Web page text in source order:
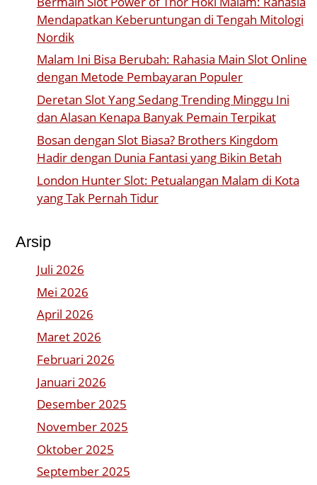
Mendapatkan Keberuntungan di Tengah Mitologi
Nordik
Malam Ini Bisa Berubah: Rahasia Main Slot Online
dengan Metode Pembayaran Populer
Deretan Slot Yang Sedang Trending Minggu Ini
dan Alasan Kenapa Banyak Pemain Terpikat
Bosan dengan Slot Biasa? Brothers Kingdom
Hadir dengan Dunia Fantasi yang Bikin Betah
London Hunter Slot: Petualangan Malam di Kota
yang Tak Pernah Tidur
Arsip
Juli 2026
Mei 2026
April 2026
Maret 2026
Februari 2026
Januari 2026
Desember 2025
November 2025
Oktober 2025
September 2025